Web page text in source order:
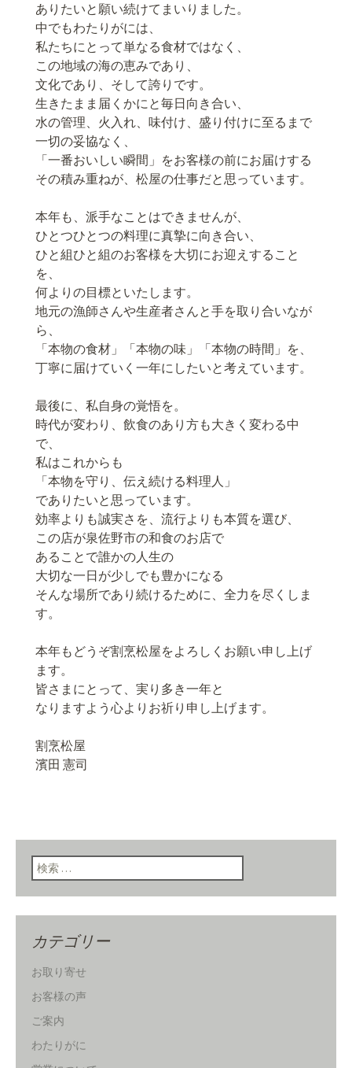
ありたいと願い続けてまいりました。
中でもわたりがには、
私たちにとって単なる食材ではなく、
この地域の海の恵みであり、
文化であり、そして誇りです。
生きたまま届くかにと毎日向き合い、
水の管理、火入れ、味付け、盛り付けに至るまで
一切の妥協なく、
「一番おいしい瞬間」をお客様の前にお届けする
その積み重ねが、松屋の仕事だと思っています。
本年も、派手なことはできませんが、
ひとつひとつの料理に真摯に向き合い、
ひと組ひと組のお客様を大切にお迎えすること
を、
何よりの目標といたします。
地元の漁師さんや生産者さんと手を取り合いなが
ら、
「本物の食材」「本物の味」「本物の時間」を、
丁寧に届けていく一年にしたいと考えています。
最後に、私自身の覚悟を。
時代が変わり、飲食のあり方も大きく変わる中
で、
私はこれからも
「本物を守り、伝え続ける料理人」
でありたいと思っています。
効率よりも誠実さを、流行よりも本質を選び、
この店が泉佐野市の和食のお店で
あることで誰かの人生の
大切な一日が少しでも豊かになる
そんな場所であり続けるために、全力を尽くしま
す。
本年もどうぞ割烹松屋をよろしくお願い申し上げ
ます。
皆さまにとって、実り多き一年と
なりますよう心よりお祈り申し上げます。
割烹松屋
濱田 憲司
検索:
カテゴリー
お取り寄せ
お客様の声
ご案内
わたりがに